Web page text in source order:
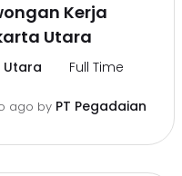
Kerja
Utara
Full Time
ago by PT Pegadaian